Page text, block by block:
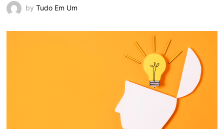
by Tudo Em Um